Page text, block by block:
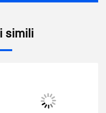
simili